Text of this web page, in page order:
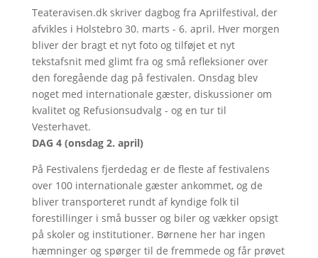
Teateravisen.dk skriver dagbog fra Aprilfestival, der
afvikles i Holstebro 30. marts - 6. april. Hver morgen
bliver der bragt et nyt foto og tilføjet et nyt
tekstafsnit med glimt fra og små refleksioner over
den foregående dag på festivalen. Onsdag blev
noget med internationale gæster, diskussioner om
kvalitet og Refusionsudvalg - og en tur til
Vesterhavet.
DAG 4 (onsdag 2. april)
På Festivalens fjerdedag er de fleste af festivalens
over 100 internationale gæster ankommet, og de
bliver transporteret rundt af kyndige folk til
forestillinger i små busser og biler og vækker opsigt
på skoler og institutioner. Børnene her har ingen
hæmninger og spørger til de fremmede og får prøvet